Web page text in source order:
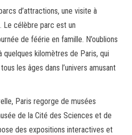
d’attractions, une visite à
Le célèbre parc est un
de féérie en famille. N’oublions
quelques kilomètres de Paris, qui
les âges dans l’univers amusant
Paris regorge de musées
de la Cité des Sciences et de
des expositions interactives et